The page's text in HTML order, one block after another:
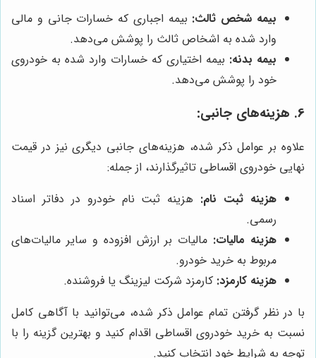
بیمه شخص ثالث: بیمه اجباری که خسارات جانی و مالی
وارد شده به اشخاص ثالث را پوشش می‌دهد.
بیمه بدنه: بیمه اختیاری که خسارات وارد شده به خودروی
خود را پوشش می‌دهد.
6. هزینه‌های جانبی:
علاوه بر عوامل ذکر شده، هزینه‌های جانبی دیگری نیز در قیمت
نهایی خودروی اقساطی تاثیرگذارند، از جمله:
هزینه ثبت نام: هزینه ثبت نام خودرو در دفاتر اسناد
رسمی.
هزینه مالیات: مالیات بر ارزش افزوده و سایر مالیات‌های
مربوط به خرید خودرو.
هزینه کارمزد: کارمزد شرکت لیزینگ یا فروشنده.
با در نظر گرفتن تمام عوامل ذکر شده، می‌توانید با آگاهی کامل
نسبت به خرید خودروی اقساطی اقدام کنید و بهترین گزینه را با
توجه به شرایط خود انتخاب کنید.